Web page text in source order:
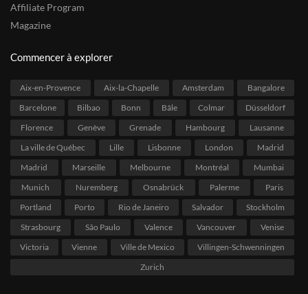
Affiliate Program
Magazine
Commencer à explorer
Aix-en-Provence Aix-la-Chapelle Amsterdam
Bangalore
Barcelone
Bilbao Bonn Bâle Colmar
Düsseldorf
Florence
Genève Grenade Hambourg
Lausanne
La ville de Québec
Lille Lisbonne London
Madrid
Madrid
Marseille Melbourne Montréal
Mumbai
Munich
Nuremberg Osnabrück Palerme
Paris
Portland
Porto Rio de Janeiro Salvador
Stockholm
Strasbourg
São Paulo Valence Vancouver
Venise
Victoria
Vienne Ville de Mexico
Villingen-Schwenningen
Zurich